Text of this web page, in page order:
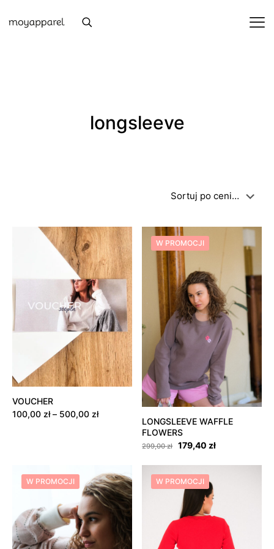
longsleeve
VOUCHER
100,00 zł – 500,00 złZakres
W PROMOCJI
LONGSLEEVE WAFFLE
FLOWERS
299,00zł
Pierwotna
wynosiła:
299,00 zł.
179,40 złAktualna
wynosi:
W PROMOCJI W PROMOCJI